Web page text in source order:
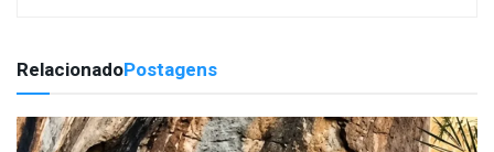
RelacionadoPostagens